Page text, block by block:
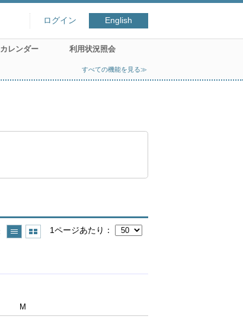
ログイン English
カレンダー 利用状況照会
すべての機能を見る≫
1ページあたり
M